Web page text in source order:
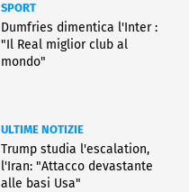
SPORT
Dumfries dimentica l'Inter :
"Il Real miglior club al
mondo"
ULTIME NOTIZIE
Trump studia l'escalation,
l'Iran: "Attacco devastante
alle basi Usa"